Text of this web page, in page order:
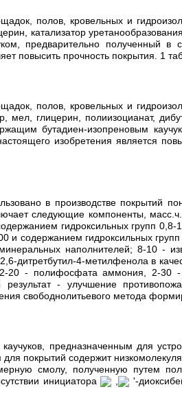
полов, кровельных и
катализатор
предварительно полученный в
повысить прочность покрытия. 1
полов, кровельных и
мел, глицерин, полиизоцианат,
бутадиен-изопреновым
изобретения является
в производстве покрытий
следующие компоненты,
гидроксильных групп
содержанием гидроксильных
наполнителей; 8-10 -
дитретбутил-4-метилфенола в
20 - полифосфата аммония, 2-
- улучшение
свободнолитьевого метода
предназначенным для
покрытий содержит
смолу, полученную путем
инициатора
'-